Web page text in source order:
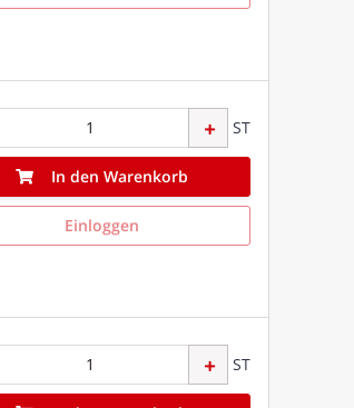
ST
In den Warenkorb
Einloggen
ST